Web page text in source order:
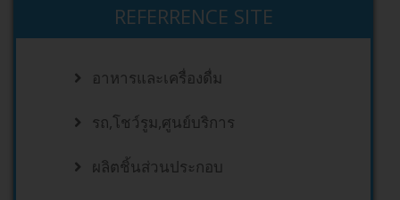
REFERRENCE SITE
อาหารและเครื่องดื่ม
รถ,โชว์รูม,ศูนย์บริการ
ผลิตชิ้นส่วนประกอบ